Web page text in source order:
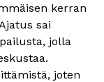
kerran
sai
jolla
joten